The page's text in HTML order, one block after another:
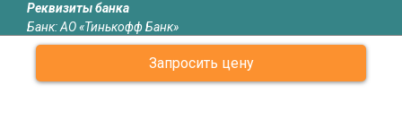
Запросить цену
Реквизиты банка
Банк: АО «Тинькофф Банк»
БИК: 044525974
р/с: 40702810510001174340
к/с: 30101810145250000974